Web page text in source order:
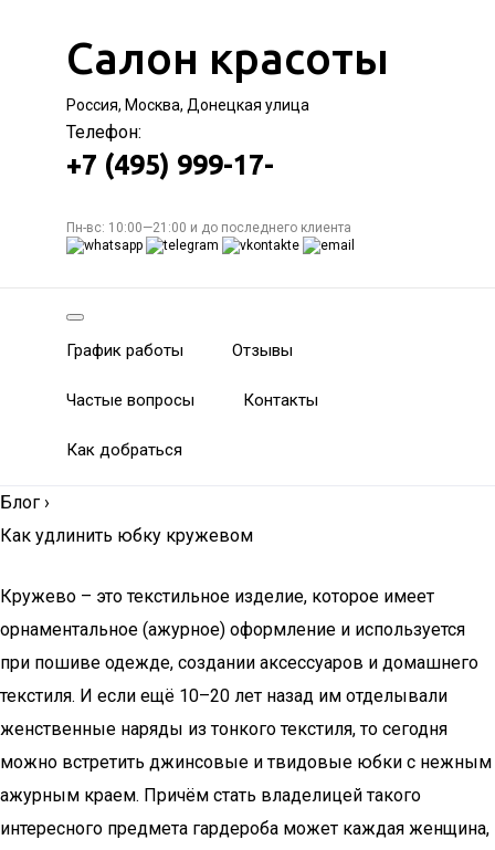
Салон красоты
Россия, Москва, Донецкая улица
Телефон:
+7 (495) 999-17-
Пн-вс: 10:00—21:00 и до последнего клиента
График работы Отзывы
Частые вопросы Контакты
Как добраться
Блог ›
Как удлинить юбку кружевом
Кружево – это текстильное изделие, которое имеет
орнаментальное (ажурное) оформление и используется
при пошиве одежде, создании аксессуаров и домашнего
текстиля. И если ещё 10–20 лет назад им отделывали
женственные наряды из тонкого текстиля, то сегодня
можно встретить джинсовые и твидовые юбки с нежным
ажурным краем. Причём стать владелицей такого
интересного предмета гардероба может каждая женщина,